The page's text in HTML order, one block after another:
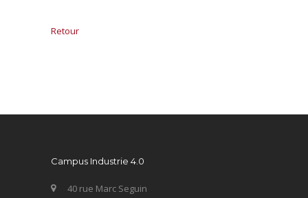
Retour
Campus Industrie 4.0
40 rue Marc Seguin